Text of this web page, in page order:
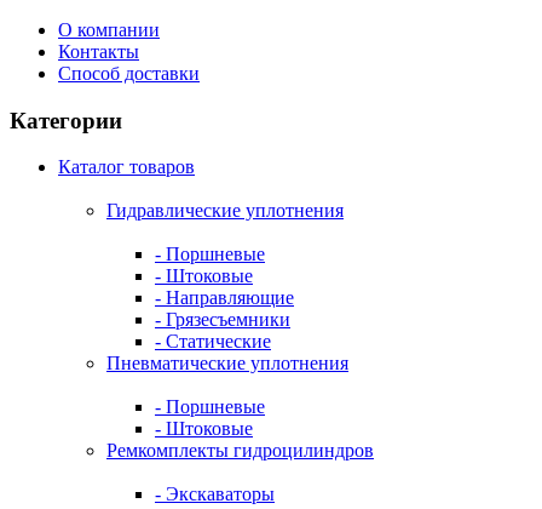
О компании
Контакты
Способ доставки
Категории
Каталог товаров
Гидравлические уплотнения
- Поршневые
- Штоковые
- Направляющие
- Грязесъемники
- Cтатические
Пневматические уплотнения
- Поршневые
- Штоковые
Ремкомплекты гидроцилиндров
- Экскаваторы